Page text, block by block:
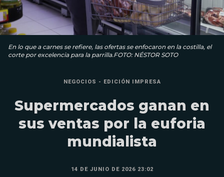
En lo que a carnes se refiere, las ofertas se enfocaron en la costilla, el
corte por excelencia para la parrilla.FOTO: NÉSTOR SOTO
NEGOCIOS - EDICIÓN IMPRESA
Supermercados ganan en
sus ventas por la euforia
mundialista
14 DE JUNIO DE 2026 23:02